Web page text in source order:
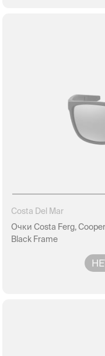
Costa Del Mar
Очки Costa Ferg,
Black Frame